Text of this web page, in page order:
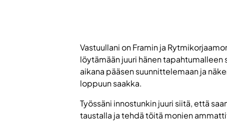
Vastuullani on Framin ja
löytämään juuri hänen
aikana pääsen suunnittelemaan ja
loppuun saakka.
Työssäni innostunkin juuri siitä, että
taustalla ja tehdä töitä monien